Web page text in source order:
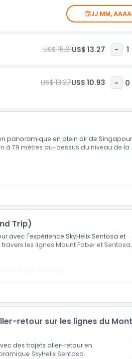
pas seulement une attraction, c'est
JJ MM, AAAA
US$ 15.61US$ 13.27 - 1
US$ 13.27US$ 10.93 - 0
panoramique en plein air de
à 79 mètres au-dessus du niveau de la
Trip)
avec l'expérience SkyHelix Sentosa et
les lignes Mount Faber et Sentosa.
et Mount Faber
retour sur les lignes du Mont
des trajets aller-retour en
SkyHelix Sentosa.